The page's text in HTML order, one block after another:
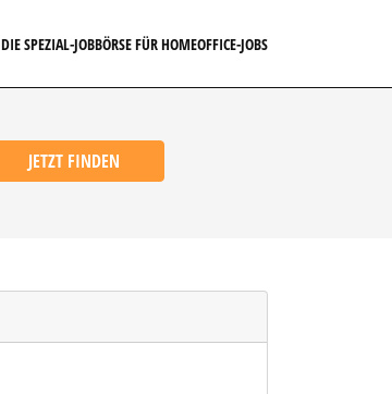
DIE SPEZIAL-JOBBÖRSE FÜR HOMEOFFICE-JOBS
JETZT FINDEN